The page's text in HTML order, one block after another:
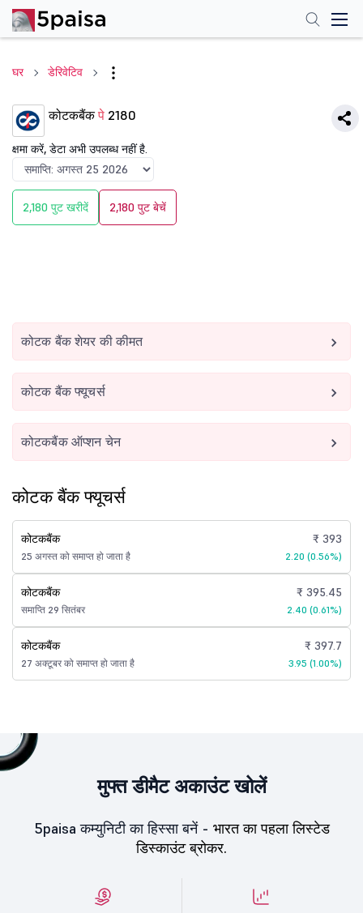
घर डेरिवेटिव
कोटकबैंकपे 2180
क्षमा करें, डेटा अभी उपलब्ध नहीं है.
2,180 पुट खरीदें 2,180 पुट बेचें
कोटक बैंक शेयर की कीमत
कोटक बैंक फ्यूचर्स
कोटकबैंक ऑप्शन चेन
कोटक बैंक फ्यूचर्स
कोटकबैंक
25 अगस्त को समाप्त हो जाता है
₹ 393
2.20 (0.56%)
कोटकबैंक
समाप्ति 29 सितंबर
₹ 395.45
2.40 (0.61%)
कोटकबैंक
27 अक्टूबर को समाप्त हो जाता है
₹ 397.7
3.95 (1.00%)
मुफ्त डीमैट अकाउंट खोलें
5paisa कम्युनिटी का हिस्सा बनें - भारत का पहला लिस्टेड
डिस्काउंट ब्रोकर.